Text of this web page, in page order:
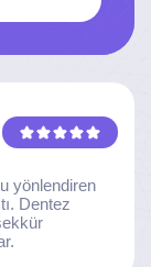
yönlendiren
Dentez